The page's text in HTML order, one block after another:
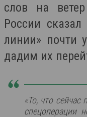
слов на
России
линии» почти
дадим их
«То, что сейчас
спецоперации